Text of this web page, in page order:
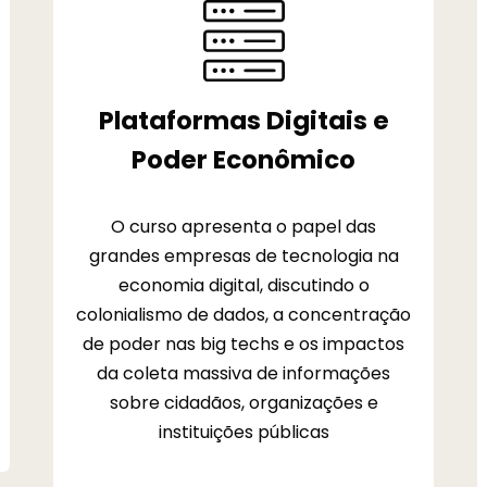
Plataformas Digitais e
Poder Econômico
O curso apresenta o papel das
grandes empresas de tecnologia na
economia digital, discutindo o
colonialismo de dados, a concentração
de poder nas big techs e os impactos
da coleta massiva de informações
sobre cidadãos, organizações e
instituições públicas